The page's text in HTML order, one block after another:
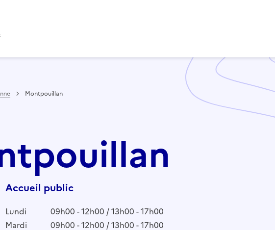
Montpouillan
Accueil public
Lundi
09h00 - 12h00 / 13h00 - 17h00
Mardi
09h00 - 12h00 / 13h00 - 17h00